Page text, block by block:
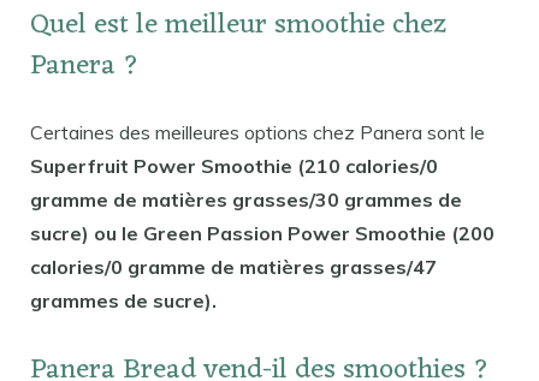
Quel est le meilleur smoothie chez
Panera ?
Certaines des meilleures options chez Panera sont le
Superfruit Power Smoothie (210 calories/0
gramme de matières grasses/30 grammes de
sucre) ou le Green Passion Power Smoothie (200
calories/0 gramme de matières grasses/47
grammes de sucre).
Panera Bread vend-il des smoothies ?